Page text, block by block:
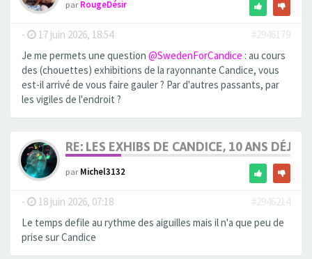
parRougeDésir
- 17 juin 2026, 18:54
#2946179
Je me permets une question @SwedenForCandice : au cours
des (chouettes) exhibitions de la rayonnante Candice, vous
est-il arrivé de vous faire gauler ? Par d'autres passants, par
les vigiles de l'endroit ?
RE: LES EXHIBS DE CANDICE, 10 ANS DÉJÀ,
parMichel3132
- 18 juin 2026, 07:18
#2946214
Le temps defile au rythme des aiguilles mais il n'a que peu de
prise sur Candice